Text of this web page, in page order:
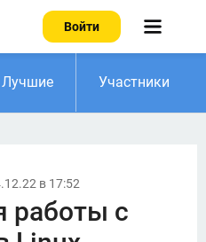
Войти
Лучшие Участники
в 17:52
работы с